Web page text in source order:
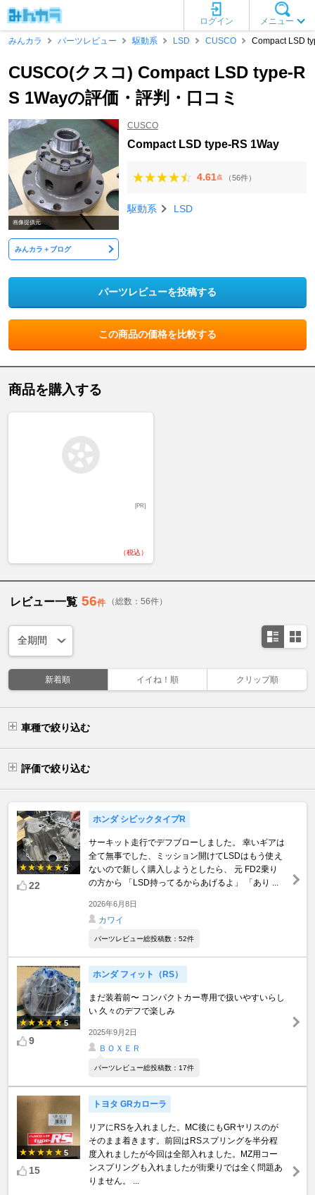
メニュー
ログイン
みんカラ
パーツレビュー 駆動系 LSD CUSCO Compact LSD
CUSCO(クスコ) Compact LSD type-R
S 1Wayの評価・評判・口コミ
画像提供元
みんカラ＋ブログ
CUSCO
Compact LSD type-RS 1Way
4.61点 （56件）
駆動系 LSD
パーツレビューを投稿する
この商品の価格を比較する
商品を購入する
[PR]
（税込）
レビュー一覧 56件 （総数：56件）
新着順 イイね！順 クリップ順
車種で絞り込む
評価で絞り込む
5
22
ホンダ シビックタイプR
サーキット走行でデフブローしました。 幸いギアは
全て無事でした、ミッション開けてLSDはもう使え
ないので新しく購入しようとしたら、 元 FD2乗り
の方から 「LSD持ってるからあげるよ」 「あり ...
2026年6月8日
カワイ
パーツレビュー総投稿数：52件
5
9
ホンダ フィット（RS）
まだ装着前〜 コンパクトカー専用で扱いやすいらし
い 久々のデフで楽しみ
2025年9月2日
ＢＯＸＥＲ
パーツレビュー総投稿数：17件
5
15
トヨタ GRカローラ
リアにRSを入れました。MC後にもGRヤリスのが
そのまま着きます。前回はRSスプリングを半分程
度入れましたが今回は全部入れました。MZ用コー
ンスプリングも入れましたが街乗りでは全く問題あ
りません。 ...